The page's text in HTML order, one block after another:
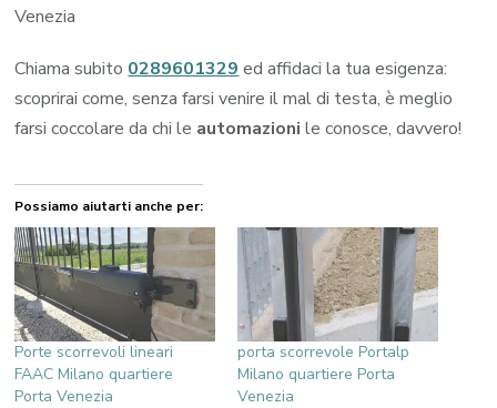
Venezia
Chiama subito 0289601329 ed affidaci la tua esigenza:
scoprirai come, senza farsi venire il mal di testa, è meglio
farsi coccolare da chi le automazioni le conosce, davvero!
Possiamo aiutarti anche per:
Porte scorrevoli lineari
FAAC Milano quartiere
Porta Venezia
porta scorrevole Portalp
Milano quartiere Porta
Venezia